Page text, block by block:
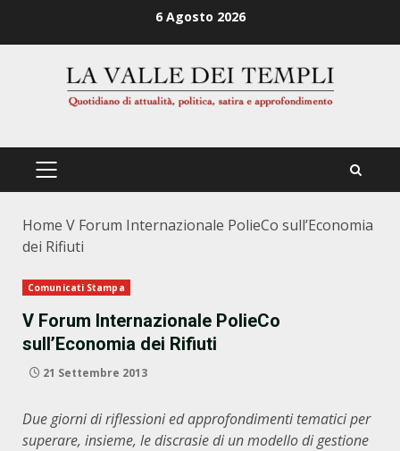
6 Agosto 2026
PRIMÄRES
Home V Forum Internazionale PolieCo sull’Economia
dei Rifiuti
Comunicati Stampa
V Forum Internazionale PolieCo
sull’Economia dei Rifiuti
21 Settembre 2013
Due giorni di riflessioni ed approfondimenti tematici per
superare, insieme, le discrasie di un modello di gestione